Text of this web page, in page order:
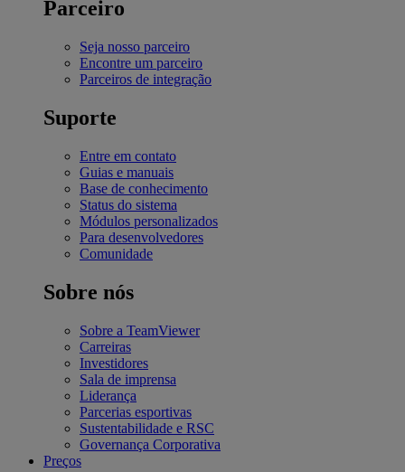
Parceiro
Seja nosso parceiro
Encontre um parceiro
Parceiros de integração
Suporte
Entre em contato
Guias e manuais
Base de conhecimento
Status do sistema
Módulos personalizados
Para desenvolvedores
Comunidade
Sobre nós
Sobre a TeamViewer
Carreiras
Investidores
Sala de imprensa
Liderança
Parcerias esportivas
Sustentabilidade e RSC
Governança Corporativa
Preços